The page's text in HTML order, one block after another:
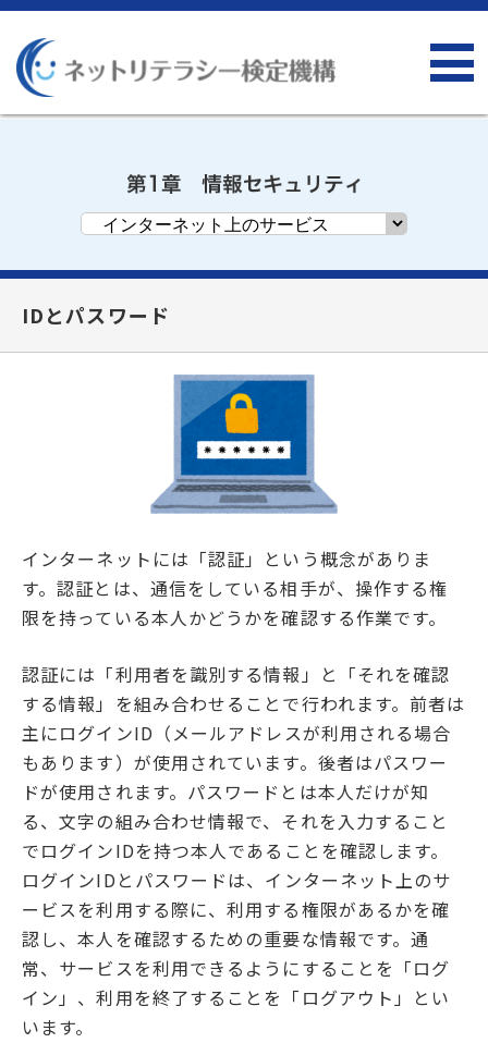
IDとパスワード
インターネットには「認証」という概念がありま
す。認証とは、通信をしている相手が、操作する権
限を持っている本人かどうかを確認する作業です。
認証には「利用者を識別する情報」と「それを確認
する情報」を組み合わせることで行われます。前者は
主にログインID（メールアドレスが利用される場合
もあります）が使用されています。後者はパスワー
ドが使用されます。パスワードとは本人だけが知
る、文字の組み合わせ情報で、それを入力すること
でログインIDを持つ本人であることを確認します。
ログインIDとパスワードは、インターネット上のサ
ービスを利用する際に、利用する権限があるかを確
認し、本人を確認するための重要な情報です。通
常、サービスを利用できるようにすることを「ログ
イン」、利用を終了することを「ログアウト」とい
います。